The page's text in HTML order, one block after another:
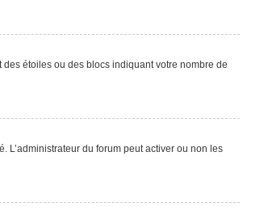
des étoiles ou des blocs indiquant votre nombre de
L’administrateur du forum peut activer ou non les